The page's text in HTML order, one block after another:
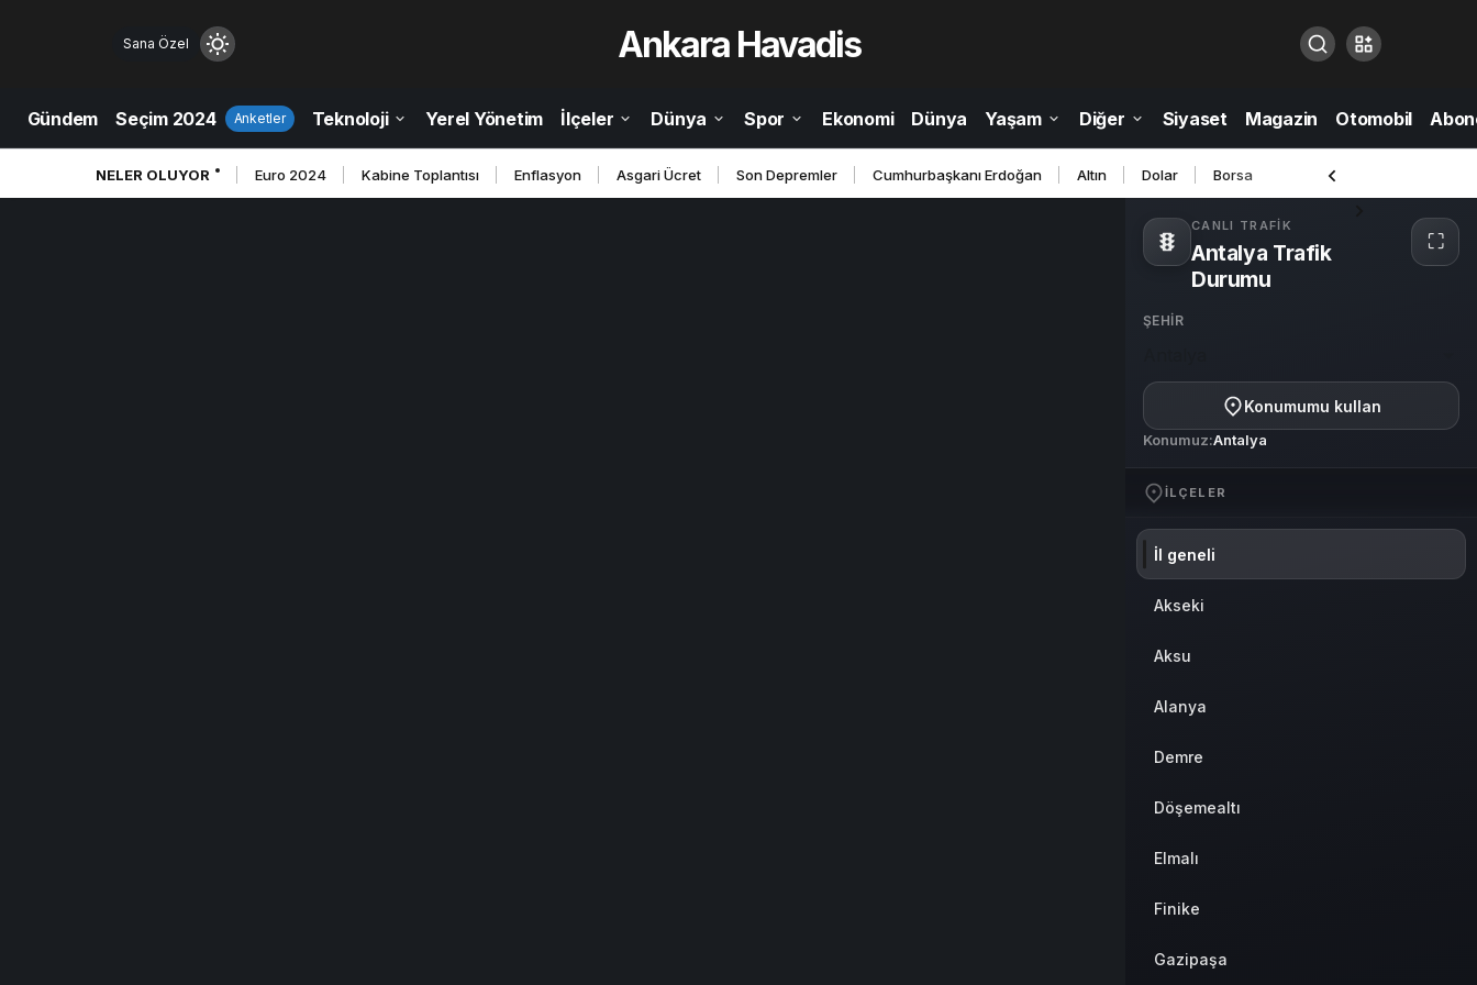
Sana Özel
Mod
Modu
Ankara Havadis
Gündem Seçim 2024 Anketler Teknoloji Yerel Yönetim İlçeler Dünya Spor Ekonomi Dünya Yaşam Diğer Siyaset Magazin Otomobil
NELER OLUYOR Euro 2024 Kabine Toplantısı Enflasyon Asgari Ücret Son Depremler Cumhurbaşkanı Erdoğan Altın Dolar Borsa
CANLI TRAFIK
Antalya Trafik
Durumu
⛶
Tam
ŞEHIR
Konumumu kullan
Konumuz:Antalya
İLÇELER
İl geneli
Akseki
Aksu
Alanya
Demre
Döşemealtı
Elmalı
Finike
Gazipaşa